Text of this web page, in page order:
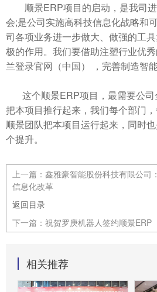
顺景ERP项目的启动，是我司进
会;是公司实施高科技信息化战略和
司各项业务进一步做大、做强的工
极的作用。我们要借助注塑行业优
兰登录官网（中国） ，完善制造智
这个顺景ERP项目，最需要公司
把本项目推行起来，我们每个部门
顺景团队把本项目运行起来，同时
个提升。
上一篇： 鑫雅豪智能股份科技有限公司
信息化改革
返回目录
下一篇： 祝贺罗庚机器人签约顺景ERP
相关推荐